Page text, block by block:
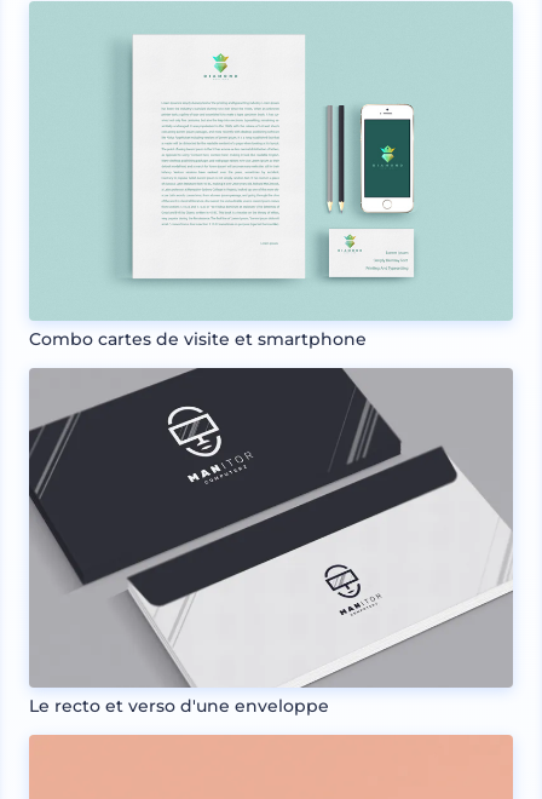
Combo cartes de visite et smartphone
Le recto et verso d'une enveloppe